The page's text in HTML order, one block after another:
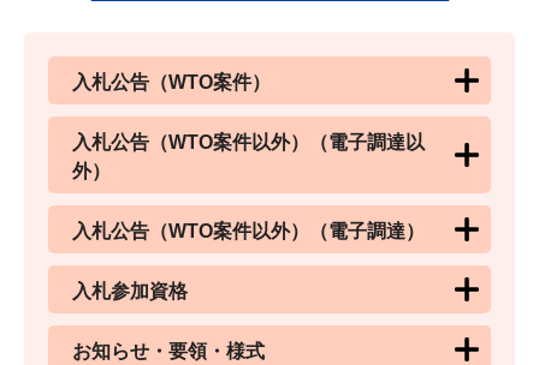
入札公告（WTO案件）
入札公告（WTO案件以外）（電子調達以
外）
入札公告（WTO案件以外）（電子調達）
入札参加資格
お知らせ・要領・様式